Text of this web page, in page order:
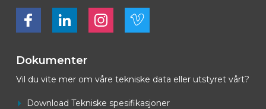
Bekijk ons op FacebookBekijk ons op LinkedInBekijk ons op LinkedInBekijk ons op Vimeo
Dokumenter
Vil du vite mer om våre tekniske data eller utstyret vårt?
Download Tekniske spesifikasjoner